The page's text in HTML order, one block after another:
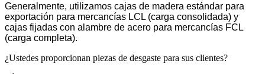
Generalmente, utilizamos cajas de madera estándar para
exportación para mercancías LCL (carga consolidada) y
cajas fijadas con alambre de acero para mercancías FCL
(carga completa).
¿Ustedes proporcionan piezas de desgaste para sus clientes?